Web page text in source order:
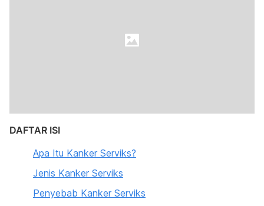
DAFTAR ISI
Apa Itu Kanker Serviks?
Jenis Kanker Serviks
Penyebab Kanker Serviks